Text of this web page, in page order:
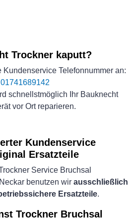
Trockner kaputt?
Kundenservice Telefonnummer an:
01741689142
schnellstmöglich Ihr Bauknecht
vor Ort reparieren.
Kundenservice
Ersatzteile
Service Bruchsal
benutzen wir ausschließlich
Ersatzteile.
Trockner Bruchsal